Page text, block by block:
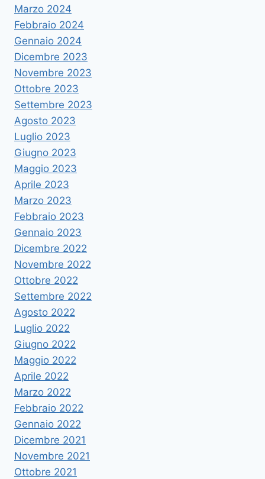
Marzo 2024
Febbraio 2024
Gennaio 2024
Dicembre 2023
Novembre 2023
Ottobre 2023
Settembre 2023
Agosto 2023
Luglio 2023
Giugno 2023
Maggio 2023
Aprile 2023
Marzo 2023
Febbraio 2023
Gennaio 2023
Dicembre 2022
Novembre 2022
Ottobre 2022
Settembre 2022
Agosto 2022
Luglio 2022
Giugno 2022
Maggio 2022
Aprile 2022
Marzo 2022
Febbraio 2022
Gennaio 2022
Dicembre 2021
Novembre 2021
Ottobre 2021